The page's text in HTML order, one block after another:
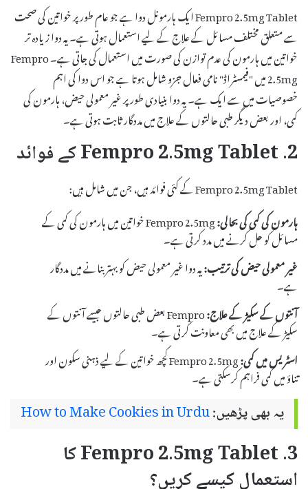
Fempro 2.5mg Tablet ایک ہارمونل دوا ہے جو عام طور پر خواتین کی صحت
سے متعلق مختلف مسائل کے علاج کے لیے استعمال ہوتی ہے۔ یہ دوا زیادہ تر
خواتین میں ہارمون کی عدم توازن کی صورت میں استعمال کی جاتی ہے۔ Fempro
2.5mg میں "فیمسٹراڈ" نامی فعال جزو شامل ہوتا ہے جو اس دوا کی اہم
خصوصیات میں سے ایک ہے۔ یہ دوا بنیادی طور پر غیر معمولی حیض، ہارمون کی
کمی، اور بعض دیگر طبی حالتوں کے علاج میں مددگار ثابت ہوتی ہے۔
2. Fempro 2.5mg Tablet کے فوائد
Fempro 2.5mg Tablet کے کئی فوائد ہیں، جن میں شامل ہیں:
ہارمون کی کمی کی بحالی:
Fempro 2.5mg خواتین میں ہارمون کی کمی کے
مسائل کو حل کرنے میں مدد کرتی ہے۔
غیر معمولی حیض کی ترتیب:یہ دوا غیر معمولی حیض کو بہتر بنانے میں مددگار
ہے۔
آنتوں کے سکیڑ کے علاج:
Fempro بعض طبی حالتوں جیسے آنتوں کے
سکیڑ کے علاج میں بھی معاونت کرتی ہے۔
اسٹریس میں کمی:
Fempro 2.5mg کچھ خواتین کے لیے ذہنی سکون اور
تناؤ میں کمی فراہم کرسکتی ہے۔
یہ بھی پڑھیں:How to Make Cookies in Urdu
3. Fempro 2.5mg Tablet کا
استعمال کیسے کریں؟